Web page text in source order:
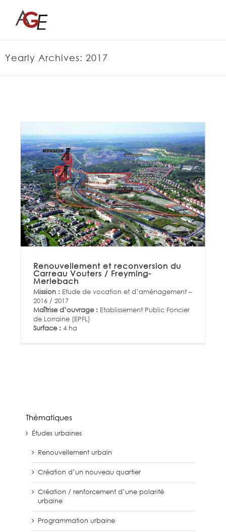
content
Yearly Archives: 2017
Renouvellement et reconversion du
Carreau Vouters / Freyming-
Merlebach
Mission :Etude de vocation et d’aménagement –
2016 / 2017
Maîtrise d’ouvrage :Etablissement Public Foncier
de Lorraine (EPFL)
Surface :4 ha
Thématiques
Études urbaines
Renouvellement urbain
Création d’un nouveau quartier
Création / renforcement d’une polarité
urbaine
Programmation urbaine